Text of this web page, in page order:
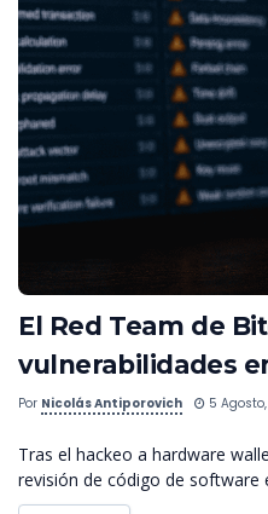
El Red Team de
vulnerabilidades
Por Nicolás Antiporovich 5
Tras el hackeo a hardware
revisión de código de software